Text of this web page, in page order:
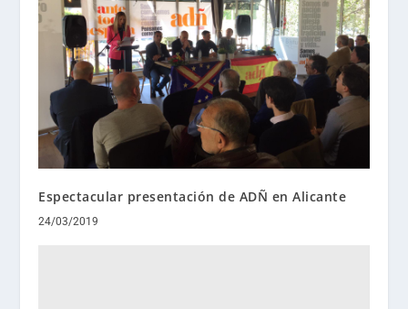
Espectacular presentación de ADÑ en Alicante
24/03/2019